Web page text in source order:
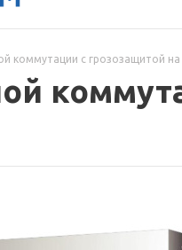
коммутации с грозозащитой